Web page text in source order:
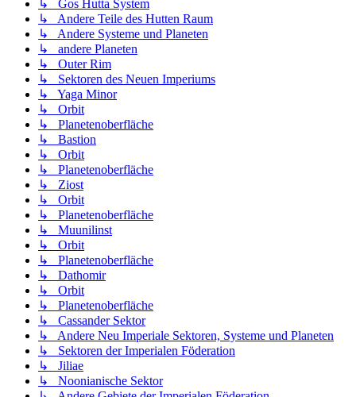
↳ Gos Hutta System
↳ Andere Teile des Hutten Raum
↳ Andere Systeme und Planeten
↳ andere Planeten
↳ Outer Rim
↳ Sektoren des Neuen Imperiums
↳ Yaga Minor
↳ Orbit
↳ Planetenoberfläche
↳ Bastion
↳ Orbit
↳ Planetenoberfläche
↳ Ziost
↳ Orbit
↳ Planetenoberfläche
↳ Muunilinst
↳ Orbit
↳ Planetenoberfläche
↳ Dathomir
↳ Orbit
↳ Planetenoberfläche
↳ Cassander Sektor
↳ Andere Neu Imperiale Sektoren, Systeme und Planeten
↳ Sektoren der Imperialen Föderation
↳ Jiliae
↳ Noonianische Sektor